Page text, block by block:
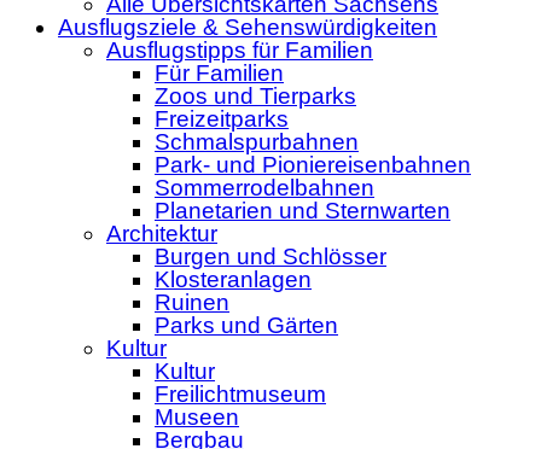
Ausflugsziele & Sehenswürdigkeiten
Ausflugstipps für Familien
Für Familien
Zoos und Tierparks
Freizeitparks
Schmalspurbahnen
Park- und Pioniereisenbahnen
Sommerrodelbahnen
Planetarien und Sternwarten
Architektur
Burgen und Schlösser
Klosteranlagen
Ruinen
Parks und Gärten
Kultur
Kultur
Freilichtmuseum
Museen
Bergbau